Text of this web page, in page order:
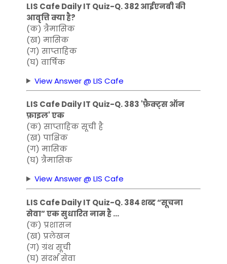
LIS Cafe Daily IT Quiz-Q. 382 आईएनबी की
आवृत्ति क्या है?
(क) त्रैमासिक
(ख) मासिक
(ग) साप्ताहिक
(घ) वार्षिक
View Answer @ LIS Cafe
LIS Cafe Daily IT Quiz-Q. 383 'फ़ैक्ट्स ऑन
फ़ाइल' एक
(क) साप्ताहिक सूची है
(ख) पाक्षिक
(ग) मासिक
(घ) त्रैमासिक
View Answer @ LIS Cafe
LIS Cafe Daily IT Quiz-Q. 384 शब्द “सूचना
सेवा” एक सुधारित नाम है …
(क) प्रशासन
(ख) प्रलेखन
(ग) ग्रंथ सूची
(घ) संदर्भ सेवा